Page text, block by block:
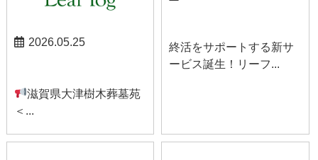
2026.05.25
滋賀県大津樹木葬墓苑
＜...
終活をサポートする新サ
ービス誕生！リーフ...